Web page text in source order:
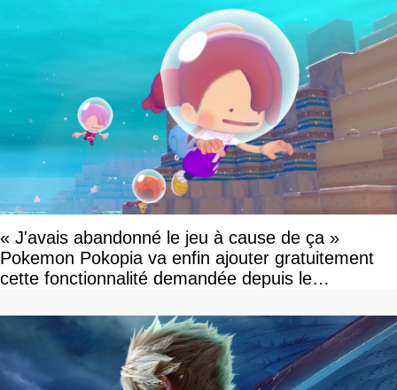
« J'avais abandonné le jeu à cause de ça »
Pokemon Pokopia va enfin ajouter gratuitement
cette fonctionnalité demandée depuis le